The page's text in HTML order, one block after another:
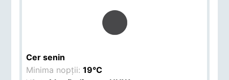
Cer senin
Minima nopții:19°C